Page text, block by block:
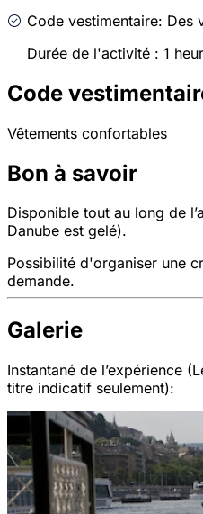
Code vestimentaire: Des
Durée de l'activité : 1
Code
Vêtements confortables
Bon à savoir
Disponible tout au long de
Danube est gelé).
Possibilité d'organiser une
demande.
Galerie
Instantané de l’expérience
titre indicatif seulement):